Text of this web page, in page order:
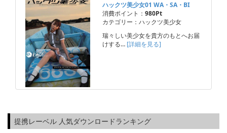
ハックツ美少女01 WA・SA・BI
消費ポイント： 980Pt
カテゴリー：ハックツ美少女
瑞々しい美少女を貴方のもとへお届
けする… [詳細を見る]
提携レーベル 人気ダウンロードランキング